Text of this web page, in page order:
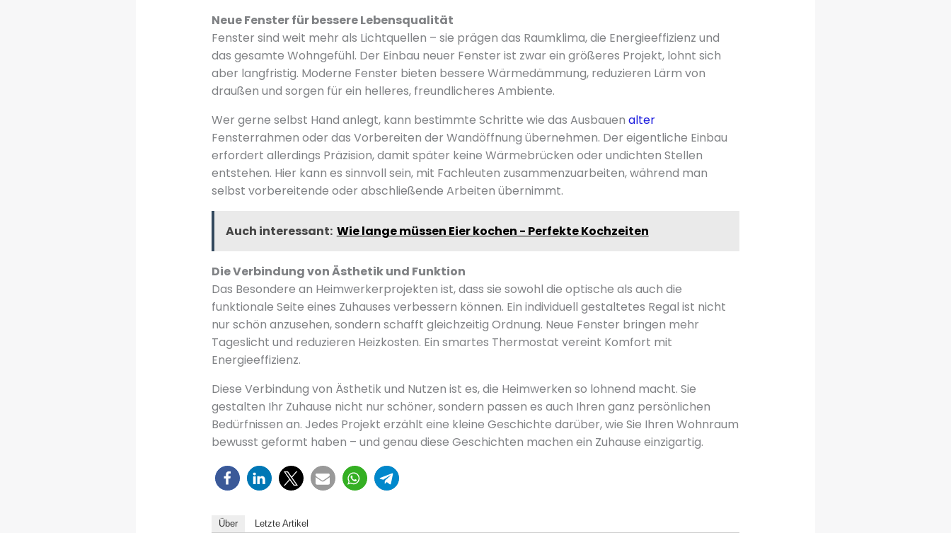
Neue Fenster für bessere Lebensqualität
Fenster sind weit mehr als Lichtquellen – sie prägen das Raumklima, die Energieeffizienz und
das gesamte Wohngefühl. Der Einbau neuer Fenster ist zwar ein größeres Projekt, lohnt sich
aber langfristig. Moderne Fenster bieten bessere Wärmedämmung, reduzieren Lärm von
draußen und sorgen für ein helleres, freundlicheres Ambiente.
Wer gerne selbst Hand anlegt, kann bestimmte Schritte wie das Ausbauen alter
Fensterrahmen oder das Vorbereiten der Wandöffnung übernehmen. Der eigentliche Einbau
erfordert allerdings Präzision, damit später keine Wärmebrücken oder undichten Stellen
entstehen. Hier kann es sinnvoll sein, mit Fachleuten zusammenzuarbeiten, während man
selbst vorbereitende oder abschließende Arbeiten übernimmt.
Auch interessant: Wie lange müssen Eier kochen - Perfekte Kochzeiten
Die Verbindung von Ästhetik und Funktion
Das Besondere an Heimwerkerprojekten ist, dass sie sowohl die optische als auch die
funktionale Seite eines Zuhauses verbessern können. Ein individuell gestaltetes Regal ist nicht
nur schön anzusehen, sondern schafft gleichzeitig Ordnung. Neue Fenster bringen mehr
Tageslicht und reduzieren Heizkosten. Ein smartes Thermostat vereint Komfort mit
Energieeffizienz.
Diese Verbindung von Ästhetik und Nutzen ist es, die Heimwerken so lohnend macht. Sie
gestalten Ihr Zuhause nicht nur schöner, sondern passen es auch Ihren ganz persönlichen
Bedürfnissen an. Jedes Projekt erzählt eine kleine Geschichte darüber, wie Sie Ihren Wohnraum
bewusst geformt haben – und genau diese Geschichten machen ein Zuhause einzigartig.
Über Letzte Artikel